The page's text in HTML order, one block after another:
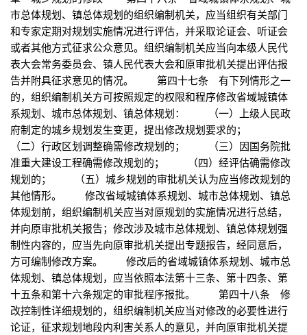
市总体规划、镇总体规划的组织编制机关，应当组织有关部门
和专家定期对规划实施情况进行评估，并采取论证会、听证会
或者其他方式征求公众意见。组织编制机关应当向本级人民代
表大会常务委员会、镇人民代表大会和原审批机关提出评估报
告并附具征求意见的情况。 第四十七条 有下列情形之一
的，组织编制机关方可按照规定的权限和程序修改省域城镇体
系规划、城市总体规划、镇总体规划： （一）上级人民政
府制定的城乡规划发生变更，提出修改规划要求的；
（二）行政区划调整确需修改规划的； （三）因国务院批
准重大建设工程确需修改规划的； （四）经评估确需修改
规划的； （五）城乡规划的审批机关认为应当修改规划的
其他情形。 修改省域城镇体系规划、城市总体规划、镇总
体规划前，组织编制机关应当对原规划的实施情况进行总结，
并向原审批机关报告；修改涉及城市总体规划、镇总体规划强
制性内容的，应当先向原审批机关提出专题报告，经同意后，
方可编制修改方案。 修改后的省域城镇体系规划、城市总
体规划、镇总体规划，应当依照本法第十三条、第十四条、第
十五条和第十六条规定的审批程序报批。 第四十八条 修
改控制性详细规划的，组织编制机关应当对修改的必要性进行
论证，征求规划地段内利害关系人的意见，并向原审批机关提